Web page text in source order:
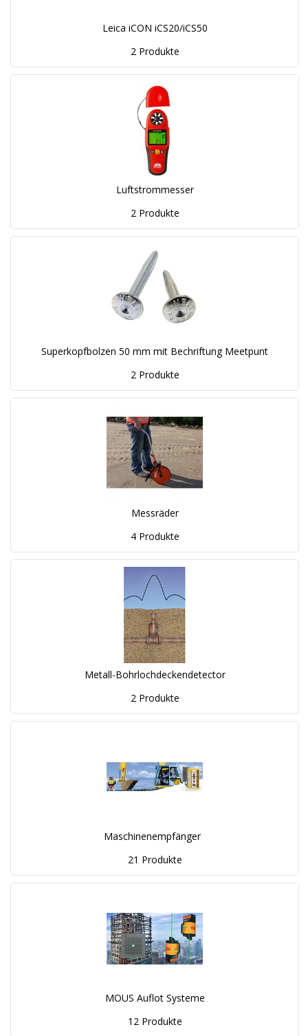
Leica iCON iCS20/iCS50
2 Produkte
Luftstrommesser
2 Produkte
Superkopfbolzen 50 mm mit Bechriftung Meetpunt
2 Produkte
Messräder
4 Produkte
Metall-Bohrlochdeckendetector
2 Produkte
Maschinenempfänger
21 Produkte
MOUS Auflot Systeme
12 Produkte